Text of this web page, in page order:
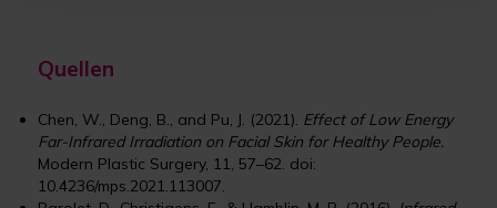
Quellen
Chen, W., Deng, B., and Pu, J. (2021). Effect of Low Energy
Far-Infrared Irradiation on Facial Skin for Healthy People.
Modern Plastic Surgery, 11, 57–62. doi:
10.4236/mps.2021.113007.